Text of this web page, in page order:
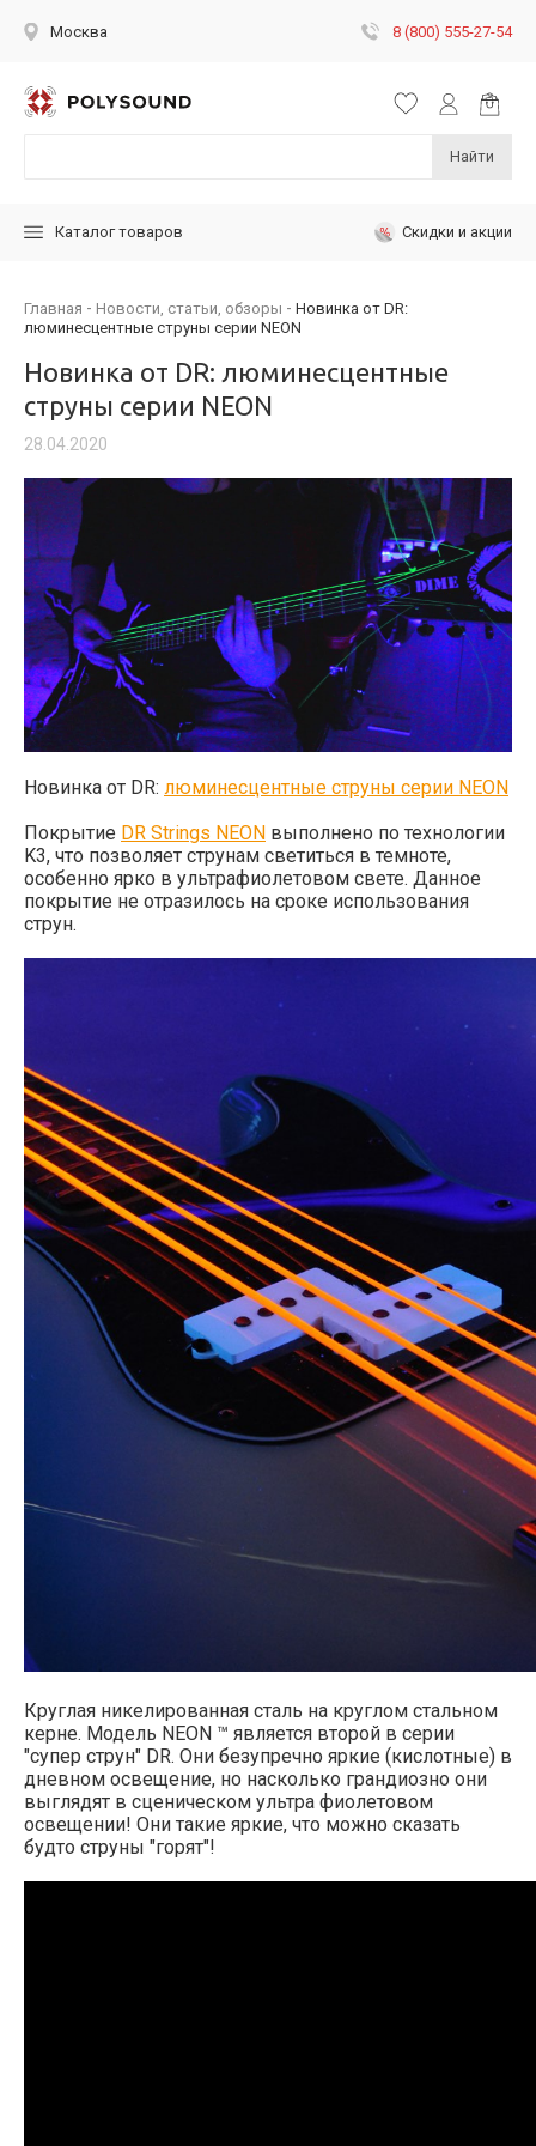
Москва 8 (800) 555-27-54
Найти
Каталог товаров Скидки и акции
Главная Новости, статьи, обзоры
Новинка от DR:
люминесцентные струны серии NEON
Новинка от DR: люминесцентные
струны серии NEON
28.04.2020
Новинка от DR: люминесцентные струны серии NEON
Покрытие DR Strings NEON выполнено по технологии
K3, что позволяет струнам светиться в темноте,
особенно ярко в ультрафиолетовом свете. Данное
покрытие не отразилось на сроке использования
струн.
Круглая никелированная сталь на круглом стальном
керне. Модель NEON ™ является второй в серии
"супер струн" DR. Они безупречно яркие (кислотные) в
дневном освещение, но насколько грандиозно они
выглядят в сценическом ультра фиолетовом
освещении! Они такие яркие, что можно сказать
будто струны "горят"!